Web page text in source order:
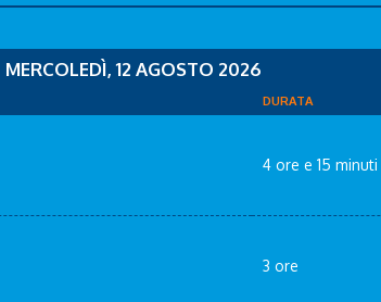
MERCOLEDÌ, 12 AGOSTO 2026
DURATA
4 ore e 15 minuti
3 ore